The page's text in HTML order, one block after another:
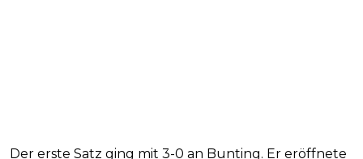
Der erste Satz ging mit 3-0 an Bunting. Er eröffnete